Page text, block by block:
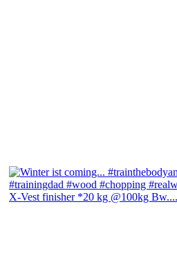
X-Vest finisher *20 kg @100kg